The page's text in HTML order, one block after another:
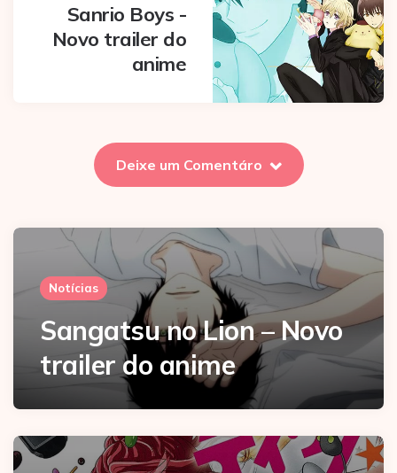
Sanrio Boys -
Novo trailer do
anime
Deixe um Comentáro
Notícias
Sangatsu no Lion – Novo
trailer do anime